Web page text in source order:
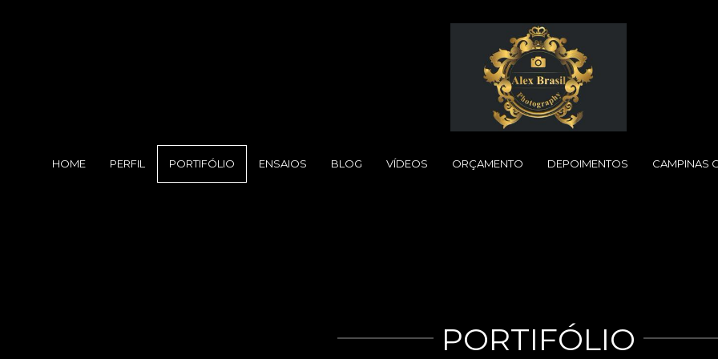
HOME PERFIL PORTIFÓLIO ENSAIOS BLOG VÍDEOS ORÇAMENTO DEPOIMENTOS CAMPINAS
PORTIFÓLIO